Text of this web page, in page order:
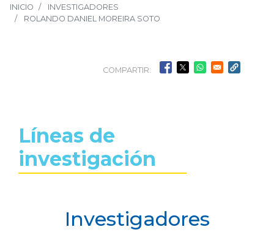
INICIO
INVESTIGADORES
ROLANDO DANIEL MOREIRA SOTO
COMPARTIR:
Líneas de
investigación
Investigadores